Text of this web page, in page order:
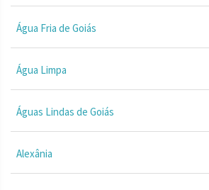
Água Fria de Goiás
Água Limpa
Águas Lindas de Goiás
Alexânia